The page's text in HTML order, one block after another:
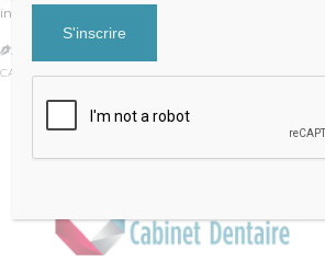
instauré un certain nombre…
JULIEN FRAYSSE
CATÉGORIE :REVUE DE PRESSE